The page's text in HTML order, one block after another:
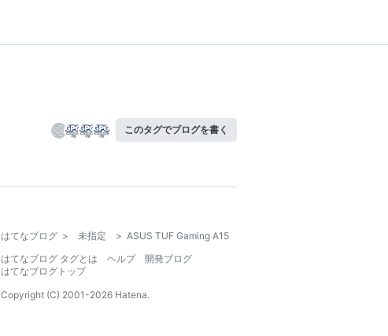
このタグでブログを書く
はてなブログ > 未指定 > ASUS TUF Gaming A15
はてなブログ タグとは
ヘルプ
開発ブログ
はてなブログトップ
Copyright (C) 2001-2026 Hatena.